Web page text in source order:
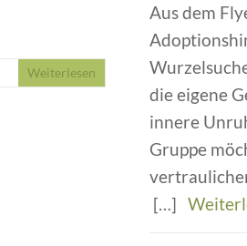
Weiterlesen
Aus dem
die eigene
innere
Gruppe
[…]